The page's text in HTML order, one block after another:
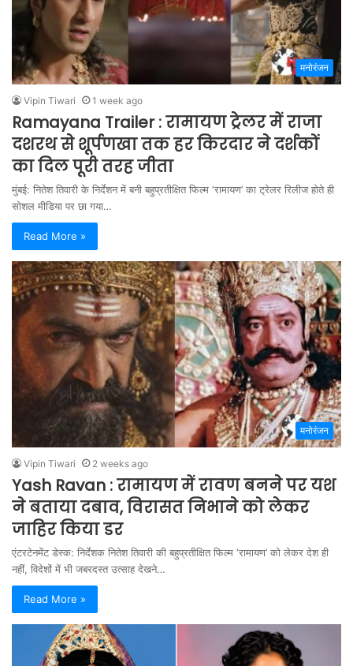
मनोरंजन
Vipin Tiwari 1 week ago
Ramayana Trailer : रामायण ट्रेलर में राजा
दशरथ से शूर्पणखा तक हर किरदार ने दर्शकों
का दिल पूरी तरह जीता
मुंबई: नितेश तिवारी के निर्देशन में बनी बहुप्रतीक्षित फिल्म ‘रामायण’ का ट्रेलर रिलीज होते ही
सोशल मीडिया पर छा गया…
Read More »
मनोरंजन
Vipin Tiwari 2 weeks ago
Yash Ravan : रामायण में रावण बनने पर यश
ने बताया दबाव, विरासत निभाने को लेकर
जाहिर किया डर
एंटरटेनमेंट डेस्क: निर्देशक नितेश तिवारी की बहुप्रतीक्षित फिल्म ‘रामायण’ को लेकर देश ही
नहीं, विदेशों में भी जबरदस्त उत्साह देखने…
Read More »